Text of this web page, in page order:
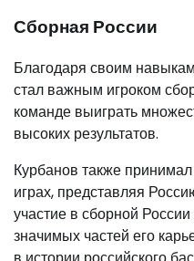
Сборная России
Благодаря своим
стал важным игроком
команде выиграть
высоких результатов.
Курбанов также
играх, представляя
участие в сборной
значимых частей его